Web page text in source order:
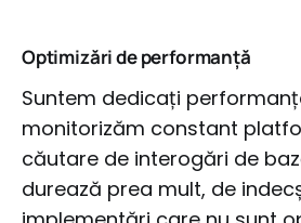
Optimizări de performanță
Suntem dedicați
monitorizăm constant
căutare de interogări de
durează prea mult, de